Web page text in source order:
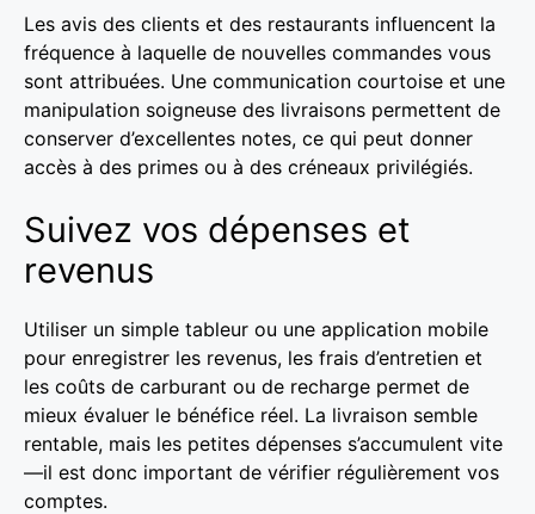
Les avis des clients et des restaurants influencent la
fréquence à laquelle de nouvelles commandes vous
sont attribuées. Une communication courtoise et une
manipulation soigneuse des livraisons permettent de
conserver d’excellentes notes, ce qui peut donner
accès à des primes ou à des créneaux privilégiés.
Suivez vos dépenses et
revenus
Utiliser un simple tableur ou une application mobile
pour enregistrer les revenus, les frais d’entretien et
les coûts de carburant ou de recharge permet de
mieux évaluer le bénéfice réel. La livraison semble
rentable, mais les petites dépenses s’accumulent vite
—il est donc important de vérifier régulièrement vos
comptes.